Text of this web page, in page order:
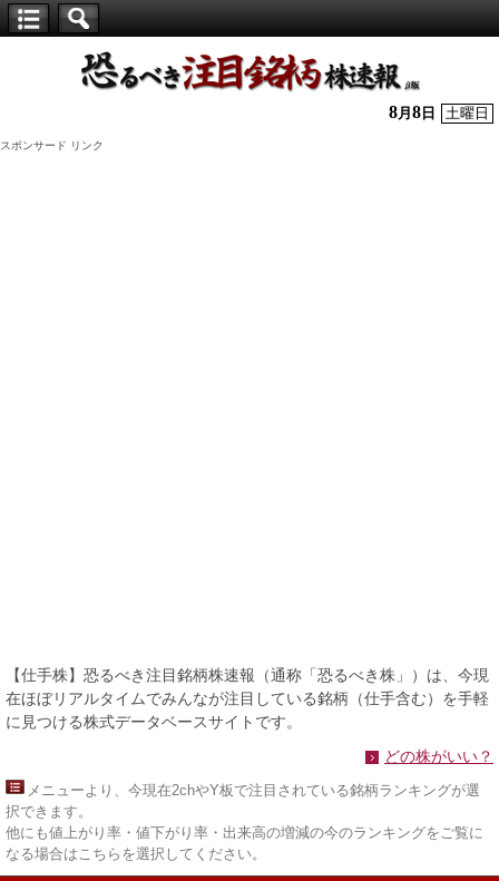
株】
8月 8 日 土曜日
スポンサード リンク
【仕手株】恐るべき注目銘柄株速報（通称「恐るべき株」）は、今現
在ほぼリアルタイムでみんなが注目している銘柄（仕手含む）を手軽
に見つける株式データベースサイトです。
どの株がいい？
メニューより、今現在2chやY板で注目されている銘柄ランキングが選
択できます。
他にも値上がり率・値下がり率・出来高の増減の今のランキングをご覧に
なる場合はこちらを選択してください。